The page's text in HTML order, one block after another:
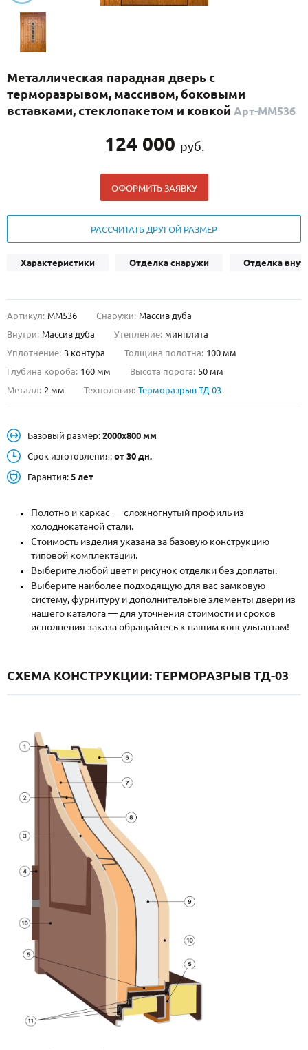
С реечным дизайном(29)
ПО НАЗНАЧЕНИЮ
О НАС
Металлические двери от производителя с доставкой и установкой в
НАЙТИ:
INFO@META-M.RU
ЗАПРОСИТЬ РАСЧЕТ
Каталог
Записаться на замер
Металлическая парадная дверь с
терморазрывом, массивом, боковыми
вставками, стеклопакетом и ковкой Арт-ММ536
124 000 руб.
ОФОРМИТЬ ЗАЯВКУ
РАССЧИТАТЬ ДРУГОЙ РАЗМЕР
Характеристики Отделка снаружи Отделка
Артикул: ММ536 Снаружи: Массив дуба
Внутри: Массив дуба Утепление: минплита
Уплотнение: 3 контура Толщина полотна: 100 мм
Глубина короба: 160 мм Высота порога: 50 мм
Металл: 2 мм Технология: Терморазрыв ТД-03
Базовый размер: 2000х800 мм
Срок изготовления: от 30 дн.
Гарантия: 5 лет
Полотно и каркас — сложногнутый профиль из
холоднокатаной стали.
Стоимость изделия указана за базовую конструкцию
типовой комплектации.
Выберите любой цвет и рисунок отделки без доплаты.
Выберите наиболее подходящую для вас замковую
систему, фурнитуру и дополнительные элементы двери из
нашего каталога — для уточнения стоимости и сроков
исполнения заказа обращайтесь к нашим консультантам!
СХЕМА КОНСТРУКЦИИ: ТЕРМОРАЗРЫВ ТД-03